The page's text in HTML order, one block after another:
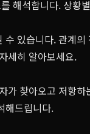
해석합니다. 상황
있습니다. 관계의
세히 알아보세요.
가 찾아오고 저항
해드립니다.